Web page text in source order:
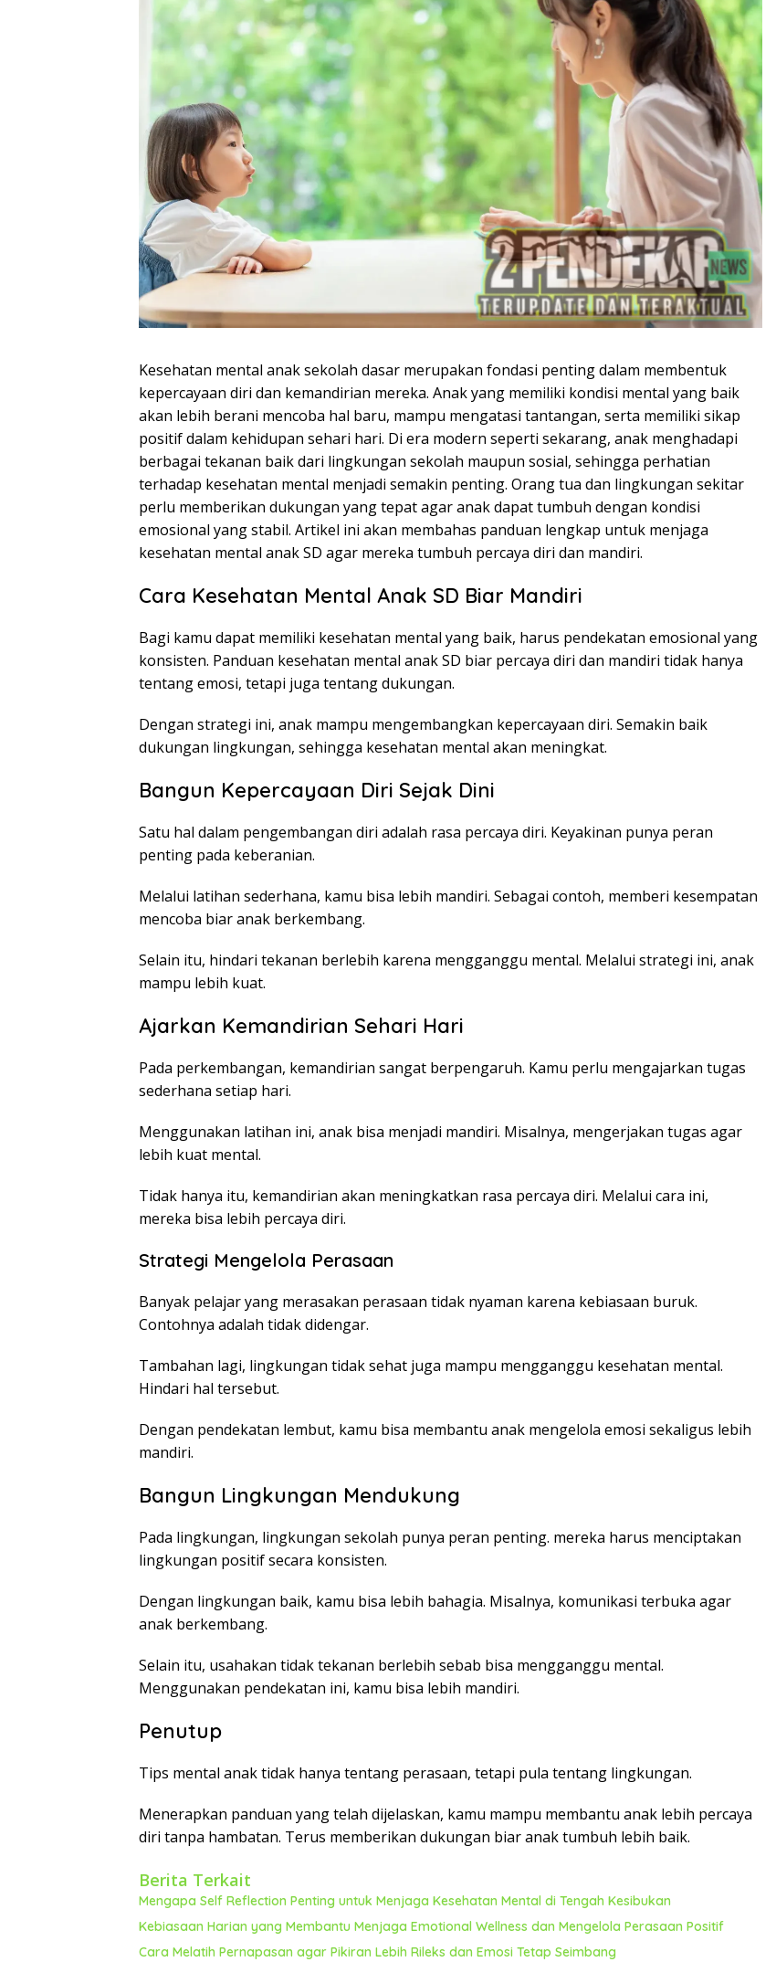
Kesehatan mental anak sekolah dasar merupakan fondasi penting dalam membentuk
kepercayaan diri dan kemandirian mereka. Anak yang memiliki kondisi mental yang baik
akan lebih berani mencoba hal baru, mampu mengatasi tantangan, serta memiliki sikap
positif dalam kehidupan sehari hari. Di era modern seperti sekarang, anak menghadapi
berbagai tekanan baik dari lingkungan sekolah maupun sosial, sehingga perhatian
terhadap kesehatan mental menjadi semakin penting. Orang tua dan lingkungan sekitar
perlu memberikan dukungan yang tepat agar anak dapat tumbuh dengan kondisi
emosional yang stabil. Artikel ini akan membahas panduan lengkap untuk menjaga
kesehatan mental anak SD agar mereka tumbuh percaya diri dan mandiri.
Cara Kesehatan Mental Anak SD Biar Mandiri
Bagi kamu dapat memiliki kesehatan mental yang baik, harus pendekatan emosional yang
konsisten. Panduan kesehatan mental anak SD biar percaya diri dan mandiri tidak hanya
tentang emosi, tetapi juga tentang dukungan.
Dengan strategi ini, anak mampu mengembangkan kepercayaan diri. Semakin baik
dukungan lingkungan, sehingga kesehatan mental akan meningkat.
Bangun Kepercayaan Diri Sejak Dini
Satu hal dalam pengembangan diri adalah rasa percaya diri. Keyakinan punya peran
penting pada keberanian.
Melalui latihan sederhana, kamu bisa lebih mandiri. Sebagai contoh, memberi kesempatan
mencoba biar anak berkembang.
Selain itu, hindari tekanan berlebih karena mengganggu mental. Melalui strategi ini, anak
mampu lebih kuat.
Ajarkan Kemandirian Sehari Hari
Pada perkembangan, kemandirian sangat berpengaruh. Kamu perlu mengajarkan tugas
sederhana setiap hari.
Menggunakan latihan ini, anak bisa menjadi mandiri. Misalnya, mengerjakan tugas agar
lebih kuat mental.
Tidak hanya itu, kemandirian akan meningkatkan rasa percaya diri. Melalui cara ini,
mereka bisa lebih percaya diri.
Strategi Mengelola Perasaan
Banyak pelajar yang merasakan perasaan tidak nyaman karena kebiasaan buruk.
Contohnya adalah tidak didengar.
Tambahan lagi, lingkungan tidak sehat juga mampu mengganggu kesehatan mental.
Hindari hal tersebut.
Dengan pendekatan lembut, kamu bisa membantu anak mengelola emosi sekaligus lebih
mandiri.
Bangun Lingkungan Mendukung
Pada lingkungan, lingkungan sekolah punya peran penting. mereka harus menciptakan
lingkungan positif secara konsisten.
Dengan lingkungan baik, kamu bisa lebih bahagia. Misalnya, komunikasi terbuka agar
anak berkembang.
Selain itu, usahakan tidak tekanan berlebih sebab bisa mengganggu mental.
Menggunakan pendekatan ini, kamu bisa lebih mandiri.
Penutup
Tips mental anak tidak hanya tentang perasaan, tetapi pula tentang lingkungan.
Menerapkan panduan yang telah dijelaskan, kamu mampu membantu anak lebih percaya
diri tanpa hambatan. Terus memberikan dukungan biar anak tumbuh lebih baik.
Berita Terkait
Mengapa Self Reflection Penting untuk Menjaga Kesehatan Mental di Tengah Kesibukan
Kebiasaan Harian yang Membantu Menjaga Emotional Wellness dan Mengelola Perasaan Positif
Cara Melatih Pernapasan agar Pikiran Lebih Rileks dan Emosi Tetap Seimbang